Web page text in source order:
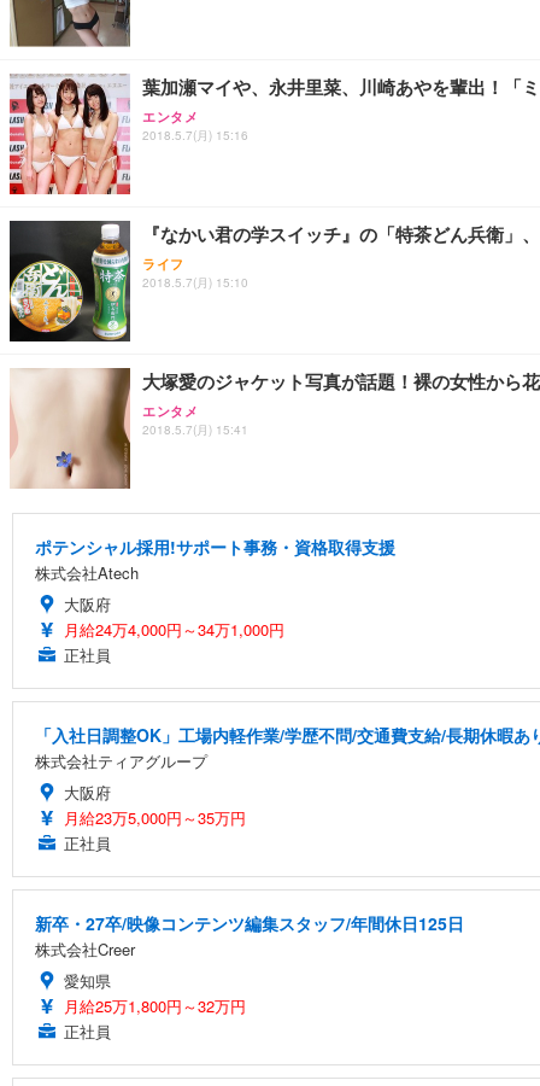
葉加瀬マイや、永井里菜、川崎あやを輩出！「
エンタメ
2018.5.7(月) 15:16
『なかい君の学スイッチ』の「特茶どん兵衛」
ライフ
2018.5.7(月) 15:10
大塚愛のジャケット写真が話題！裸の女性から
エンタメ
2018.5.7(月) 15:41
ポテンシャル採用!サポート事務・資格取得支援
株式会社Atech
大阪府
月給24万4,000円～34万1,000円
正社員
「入社日調整OK」工場内軽作業/学歴不問/交通費支給/長期休暇あ
株式会社ティアグループ
大阪府
月給23万5,000円～35万円
正社員
新卒・27卒/映像コンテンツ編集スタッフ/年間休日125日
株式会社Creer
愛知県
月給25万1,800円～32万円
正社員